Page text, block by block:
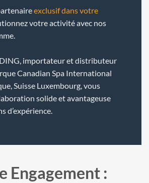
exclusif dans votre
votre activité avec nos
importateur et distributeur
Canadian Spa International
Suisse Luxembourg, vous
solide et avantageuse
d’expérience.
Engagement :